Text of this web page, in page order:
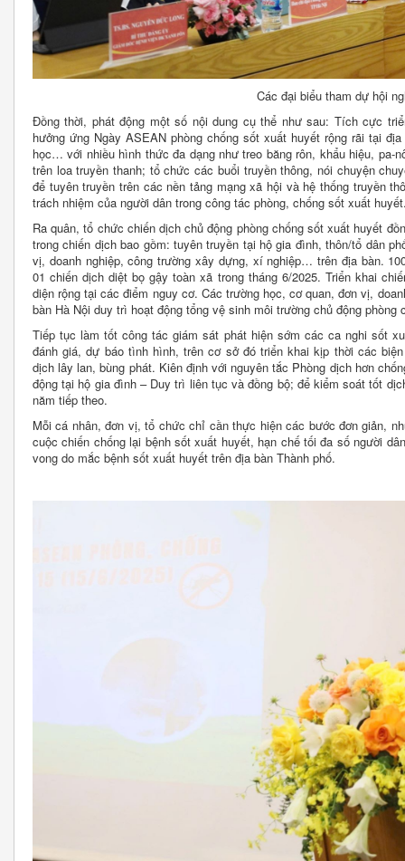
Các đại biểu tham dự hội
Đồng thời, phát động một số nội dung cụ thể như sau: Tích cực
hưởng ứng Ngày ASEAN phòng chống sốt xuất huyết rộng rãi tại
học… với nhiều hình thức đa dạng như treo băng rôn, khẩu hiệu, pa-
trên loa truyền thanh; tổ chức các buổi truyền thông, nói chuyện
để tuyên truyền trên các nền tảng mạng xã hội và hệ thống truyền
trách nhiệm của người dân trong công tác phòng, chống sốt xuất
Ra quân, tổ chức chiến dịch chủ động phòng chống sốt xuất huyết
trong chiến dịch bao gồm: tuyên truyền tại hộ gia đình, thôn/tổ dân
vị, doanh nghiệp, công trường xây dựng, xí nghiệp… trên địa bàn.
01 chiến dịch diệt bọ gậy toàn xã trong tháng 6/2025. Triển khai
diện rộng tại các điểm nguy cơ. Các trường học, cơ quan, đơn vị,
bàn Hà Nội duy trì hoạt động tổng vệ sinh môi trường chủ động phòng
Tiếp tục làm tốt công tác giám sát phát hiện sớm các ca nghi sốt
đánh giá, dự báo tình hình, trên cơ sở đó triển khai kịp thời các
dịch lây lan, bùng phát. Kiên định với nguyên tắc Phòng dịch hơn
động tại hộ gia đình – Duy trì liên tục và đồng bộ; để kiểm soát tốt
năm tiếp theo.
Mỗi cá nhân, đơn vị, tổ chức chỉ cần thực hiện các bước đơn giản,
cuộc chiến chống lại bệnh sốt xuất huyết, hạn chế tối đa số người
vong do mắc bệnh sốt xuất huyết trên địa bàn Thành phố.